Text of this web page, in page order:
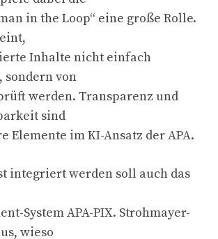
in the Loop“ eine große Rolle.
Inhalte nicht einfach
sondern von
werden. Transparenz und
sind
Elemente im KI-Ansatz der APA.
integriert werden soll auch das
System APA-PIX. Strohmayer-
wieso